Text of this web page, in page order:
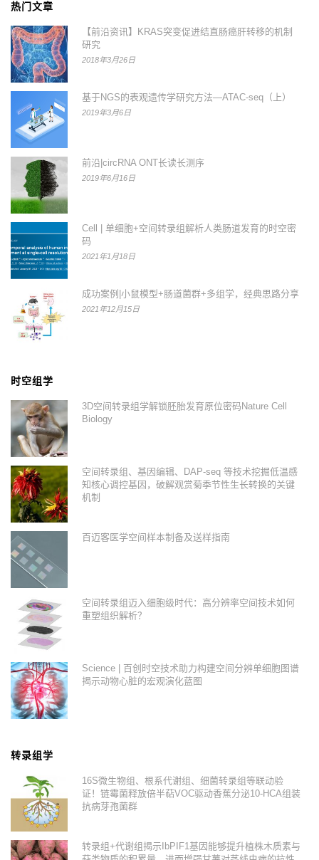
热门文章
【前沿资讯】KRAS突变促进结直肠癌肝转移的机制
研究
2018年3月26日
基于NGS的表观遗传学研究方法—ATAC-seq（上）
2019年3月6日
前沿|circRNA ONT长读长测序
2019年6月16日
Cell | 单细胞+空间转录组解析人类肠道发育的时空密
码
2021年1月18日
成功案例|小鼠模型+肠道菌群+多组学，经典思路分享
2021年12月15日
时空组学
3D空间转录组学解锁胚胎发育原位密码Nature Cell
Biology
空间转录组、基因编辑、DAP-seq 等技术挖掘低温感
知核心调控基因，破解观赏菊季节性生长转换的关键
机制
百迈客医学空间样本制备及送样指南
空间转录组迈入细胞级时代：高分辨率空间技术如何
重塑组织解析？
Science | 百创时空技术助力构建空间分辨单细胞图谱
揭示动物心脏的宏观演化蓝图
转录组学
16S微生物组、根系代谢组、细菌转录组等联动验
证！链霉菌释放倍半萜VOC驱动香蕉分泌10-HCA组装
抗病芽孢菌群
转录组+代谢组揭示IbPIF1基因能够提升植株木质素与